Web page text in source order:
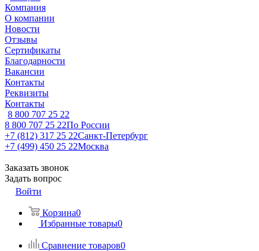
Компания
О компании
Новости
Отзывы
Сертификаты
Благодарности
Вакансии
Контакты
Реквизиты
Контакты
8 800 707 25 22
8 800 707 25 22По России
+7 (812) 317 25 22Санкт-Петербург
+7 (499) 450 25 22Москва
Заказать звонок
Задать вопрос
Войти
Корзина0
Избранные товары0
Сравнение товаров0